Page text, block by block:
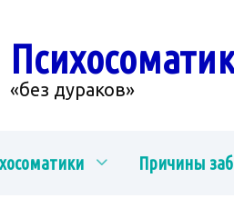
«без дураков»
Причины